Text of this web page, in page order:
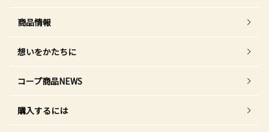
商品情報
想いをかたちに
コープ商品NEWS
購入するには